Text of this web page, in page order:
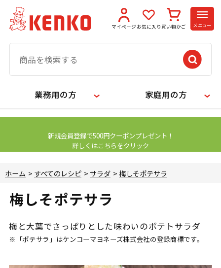
マイページ お気に入り 買い物かご メニュー
業務用の方 家庭用の方
新規会員登録で500円クーポンプレゼント！
詳しくはこちらをクリック
ホーム > すべてのレシピ > サラダ >梅しそポテサラ
梅しそポテサラ
梅と大葉でさっぱりとした味わいのポテトサラダ
※「ポテサラ」はケンコーマヨネーズ株式会社の登録商標です。